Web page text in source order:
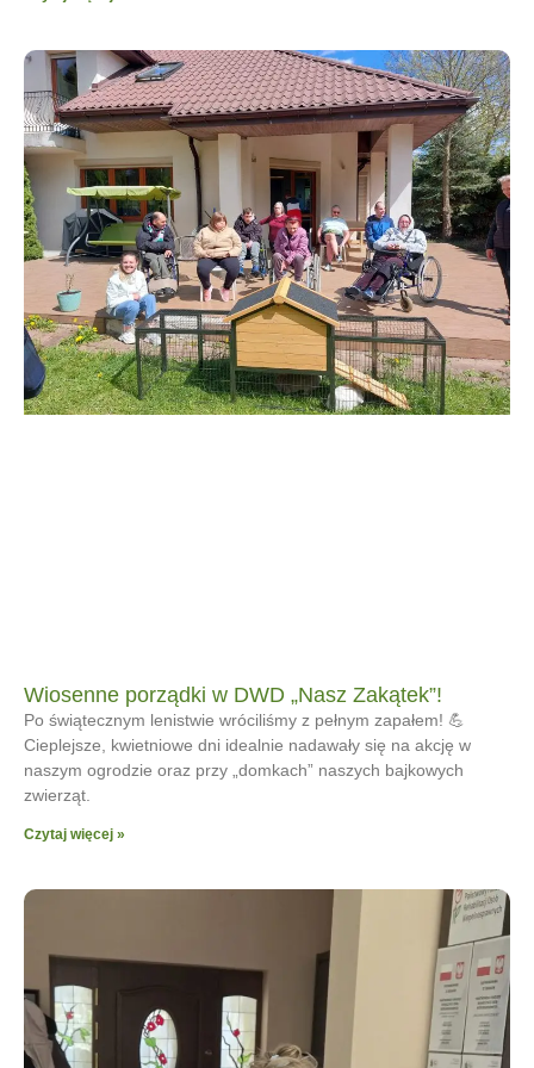
Wiosenne porządki w DWD „Nasz Zakątek”!
Po świątecznym lenistwie wróciliśmy z pełnym zapałem! 💪
Cieplejsze, kwietniowe dni idealnie nadawały się na akcję w
naszym ogrodzie oraz przy „domkach” naszych bajkowych
zwierząt.
Czytaj więcej »